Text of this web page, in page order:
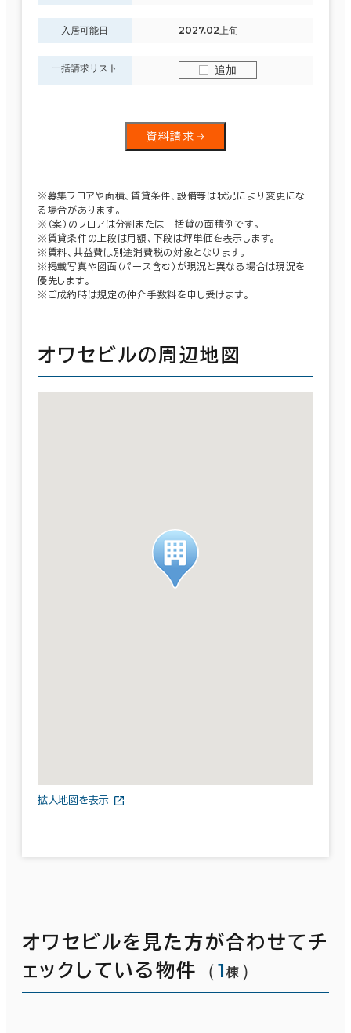
入居可能日 2027.02上旬
一括請求リスト 追加
資料請求
※募集フロアや面積、賃貸条件、設備等は状況により変更にな
る場合があります。
※（案）のフロアは分割または一括貸の面積例です。
※賃貸条件の上段は月額、下段は坪単価を表示します。
※賃料、共益費は別途消費税の対象となります。
※掲載写真や図面（パース含む）が現況と異なる場合は現況を
優先します。
※ご成約時は規定の仲介手数料を申し受けます。
オワセビルの周辺地図
拡大地図を表示
オワセビルを見た方が合わせてチ
ェックしている物件
（1棟 ）